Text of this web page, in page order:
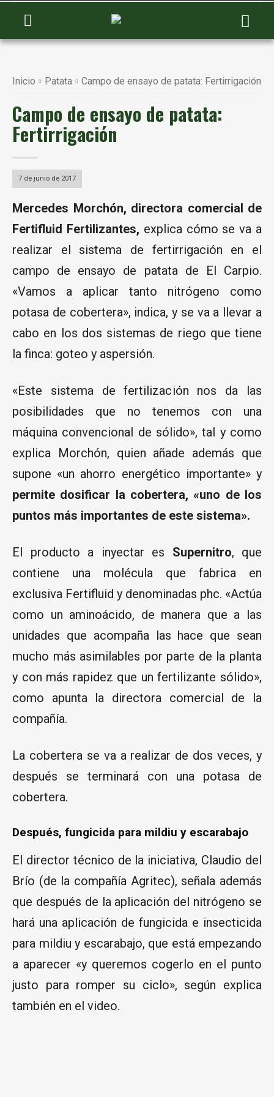
Inicio Patata Campo de ensayo de patata: Fertirrigación
Campo de ensayo de patata:
Fertirrigación
7 de junio de 2017
Mercedes Morchón, directora comercial de
Fertifluid Fertilizantes, explica cómo se va a
realizar el sistema de fertirrigación en el
campo de ensayo de patata de El Carpio.
«Vamos a aplicar tanto nitrógeno como
potasa de cobertera», indica, y se va a llevar a
cabo en los dos sistemas de riego que tiene
la finca: goteo y aspersión.
«Este sistema de fertilización nos da las
posibilidades que no tenemos con una
máquina convencional de sólido», tal y como
explica Morchón, quien añade además que
supone «un ahorro energético importante» y
permite dosificar la cobertera, «uno de los
puntos más importantes de este sistema».
El producto a inyectar es Supernitro, que
contiene una molécula que fabrica en
exclusiva Fertifluid y denominadas phc. «Actúa
como un aminoácido, de manera que a las
unidades que acompaña las hace que sean
mucho más asimilables por parte de la planta
y con más rapidez que un fertilizante sólido»,
como apunta la directora comercial de la
compañía.
La cobertera se va a realizar de dos veces, y
después se terminará con una potasa de
cobertera.
Después, fungicida para mildiu y escarabajo
El director técnico de la iniciativa, Claudio del
Brío (de la compañía Agritec), señala además
que después de la aplicación del nitrógeno se
hará una aplicación de fungicida e insecticida
para mildiu y escarabajo, que está empezando
a aparecer «y queremos cogerlo en el punto
justo para romper su ciclo», según explica
también en el video.